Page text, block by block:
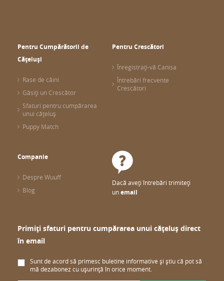
Pentru Cumpărătorii de
Cățeluși
Rase de câini
Găsiți un Crescător
Sfaturi pentru cumpărarea
unui cățeluș
Puppy Match
Pentru Crescători
Înregistrați-vă Canisa
Întrebări frecvente
Crescători
Companie
Despre Wuuff
Blog
Dacă aveți întrebări trimiteți
unemail
Primiți sfaturi pentru cumpărarea unui cățeluș direct
în email
Sunt de acord să primesc buletine informative și știu că pot să
mă dezabonez cu ușurință în orice moment.